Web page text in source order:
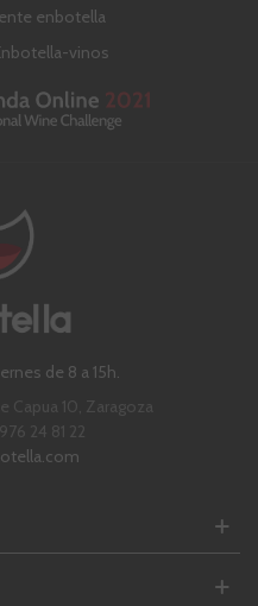
de 8 a 15h.
Capua 10, Zaragoza
976 24 81 22